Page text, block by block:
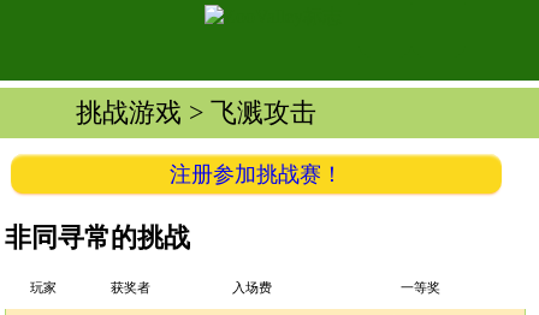
挑战游戏 > 飞溅攻击
注册参加挑战赛！
非同寻常的挑战
玩家 获奖者 入场费 一等奖